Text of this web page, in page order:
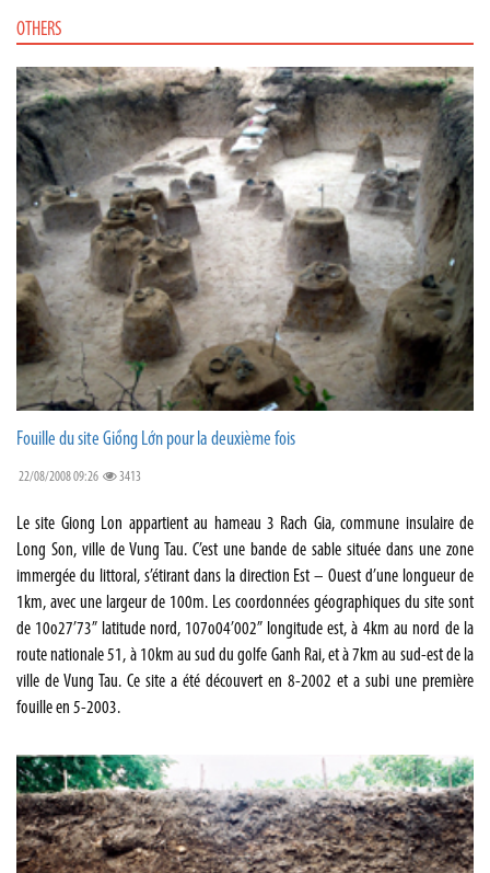
OTHERS
Fouille du site Giồng Lớn pour la deuxième fois
22/08/2008 09:26 3413
Le site Giong Lon appartient au hameau 3 Rach Gia, commune insulaire de
Long Son, ville de Vung Tau. C’est une bande de sable située dans une zone
immergée du littoral, s’étirant dans la direction Est – Ouest d’une longueur de
1km, avec une largeur de 100m. Les coordonnées géographiques du site sont
de 10o27’73” latitude nord, 107o04’002” longitude est, à 4km au nord de la
route nationale 51, à 10km au sud du golfe Ganh Rai, et à 7km au sud-est de la
ville de Vung Tau. Ce site a été découvert en 8-2002 et a subi une première
fouille en 5-2003.